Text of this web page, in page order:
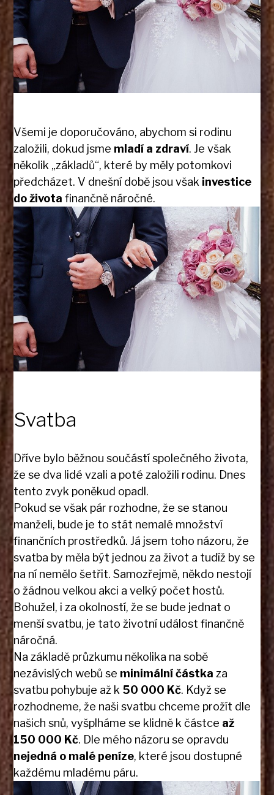
Všemi je doporučováno, abychom si rodinu
založili, dokud jsme mladí a zdraví. Je však
několik „základů“, které by měly potomkovi
předcházet. V dnešní době jsou však investice
do života finančně náročné.
Svatba
Dříve bylo běžnou součástí společného života,
že se dva lidé vzali a poté založili rodinu. Dnes
tento zvyk poněkud opadl.
Pokud se však pár rozhodne, že se stanou
manželi, bude je to stát nemalé množství
finančních prostředků. Já jsem toho názoru, že
svatba by měla být jednou za život a tudíž by se
na ní nemělo šetřit. Samozřejmě, někdo nestojí
o žádnou velkou akci a velký počet hostů.
Bohužel, i za okolností, že se bude jednat o
menší svatbu, je tato životní událost finančně
náročná.
Na základě průzkumu několika na sobě
nezávislých webů se minimální částka za
svatbu pohybuje až k 50 000 Kč. Když se
rozhodneme, že naši svatbu chceme prožít dle
našich snů, vyšplháme se klidně k částce až
150 000 Kč. Dle mého názoru se opravdu
nejedná o malé peníze, které jsou dostupné
každému mladému páru.